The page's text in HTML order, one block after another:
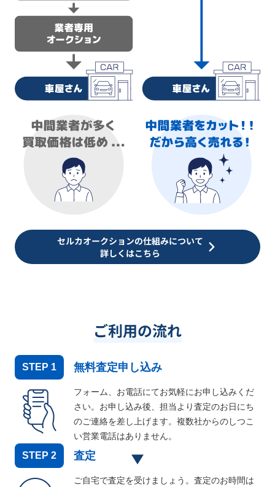
セルカオークションの仕組みについて
詳しくはこちら
ご利用の流れ
STEP 1 無料査定申し込み
フォーム、お電話にてお気軽にお申し込みくだ
さい。お申し込み後、担当より査定のお日にち
のご連絡を差し上げます。複数社からのしつこ
い営業電話はありません。
STEP 2 査定
ご自宅で査定を受けましょう。査定のお時間は